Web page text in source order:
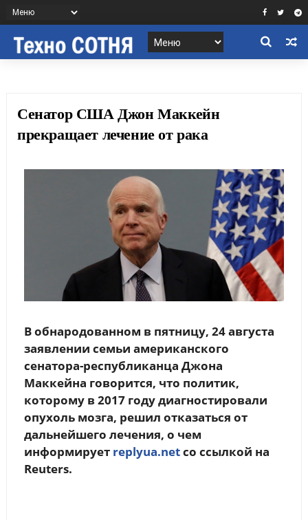
Сенатор США Джон Маккейн
прекращает лечение от рака
В обнародованном в пятницу, 24 августа
заявлении семьи американского
сенатора-республиканца Джона
Маккейна говорится, что политик,
которому в 2017 году диагностировали
опухоль мозга, решил отказаться от
дальнейшего лечения, о чем
информирует replyua.netсо ссылкой на
Reuters.